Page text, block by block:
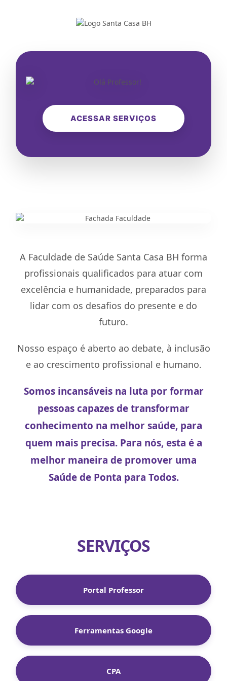
ACESSAR SERVIÇOS
A Faculdade de Saúde Santa Casa BH forma
profissionais qualificados para atuar com
excelência e humanidade, preparados para
lidar com os desafios do presente e do
futuro.
Nosso espaço é aberto ao debate, à inclusão
e ao crescimento profissional e humano.
Somos incansáveis na luta por formar
pessoas capazes de transformar
conhecimento na melhor saúde, para
quem mais precisa. Para nós, esta é a
melhor maneira de promover uma
Saúde de Ponta para Todos.
SERVIÇOS
Portal Professor
Ferramentas Google
CPA